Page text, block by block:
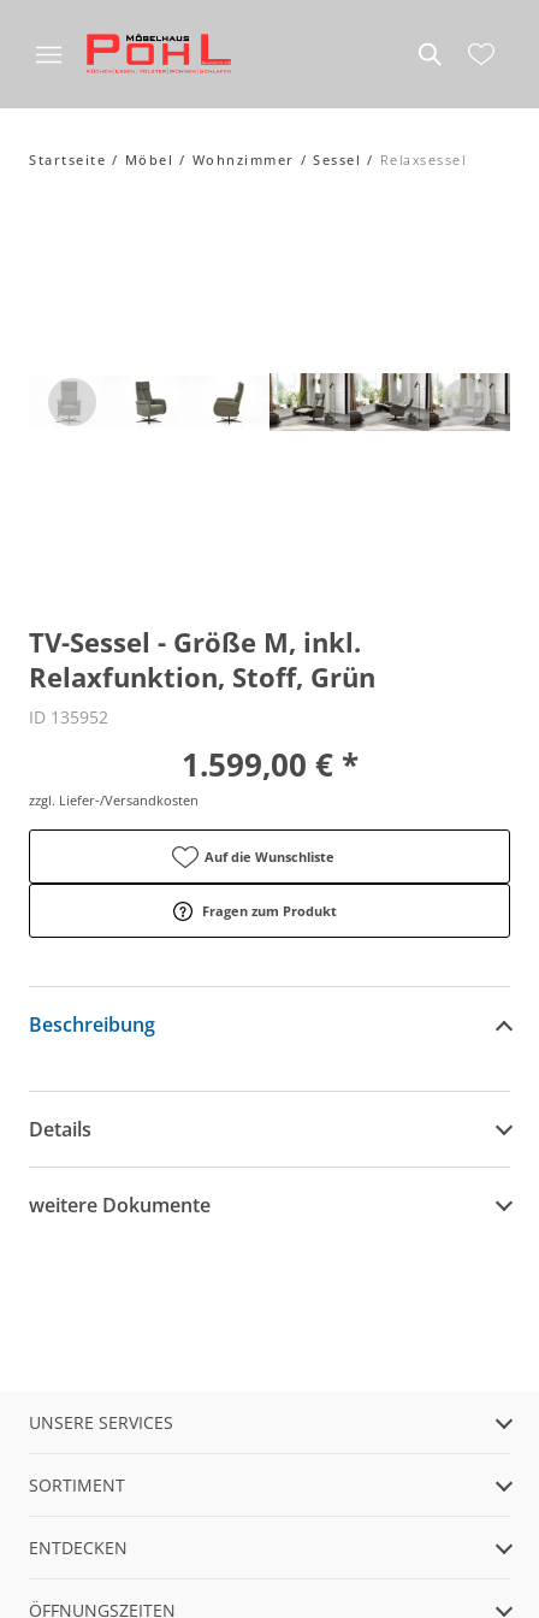
Startseite Möbel Wohnzimmer Sessel Relaxsessel
TV-Sessel - Größe M, inkl.
Relaxfunktion, Stoff, Grün
ID 135952
1.599,00 € *
zzgl. Liefer-/Versandkosten
Auf die Wunschliste
Fragen zum Produkt
Beschreibung
Details
weitere Dokumente
UNSERE SERVICES
SORTIMENT
ENTDECKEN
ÖFFNUNGSZEITEN